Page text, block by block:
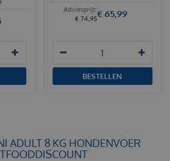
€ 74,95€ 65,99
BESTELLEN
ADULT 8 KG HONDENVOER